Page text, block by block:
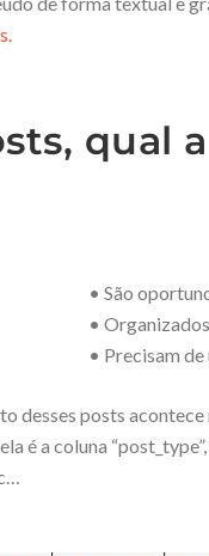
qual
• São
•
• Precisam
desses posts
é a coluna